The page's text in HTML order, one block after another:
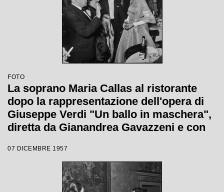
FOTO
La soprano Maria Callas al ristorante
dopo la rappresentazione dell'opera di
Giuseppe Verdi "Un ballo in maschera",
diretta da Gianandrea Gavazzeni e con
quale è stata inaugurata la stagione
lirica 1957-1958 del Teatro alla Scala
07 DICEMBRE 1957